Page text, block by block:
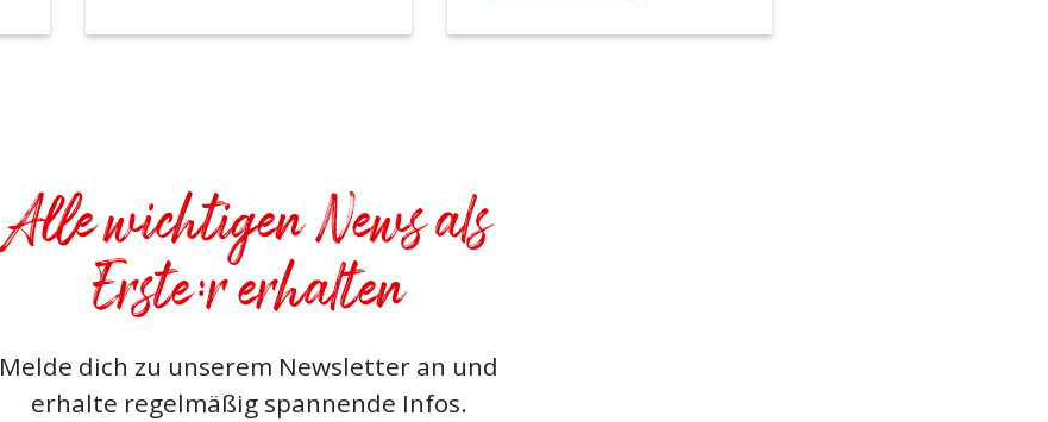
Alle wichtigen News als
Erste:r erhalten
Melde dich zu unserem Newsletter an und
erhalte regelmäßig spannende Infos.